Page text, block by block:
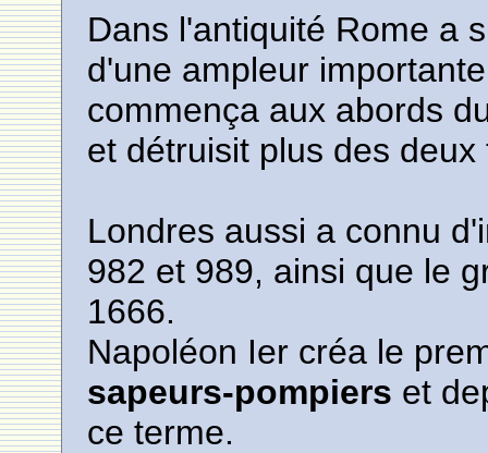
Dans l'antiquité Rome a
d'une ampleur
commença aux abords
et détruisit plus des
Londres aussi a connu
982 et 989, ainsi que le
1666.
Napoléon Ier créa le
sapeurs-pompiers et
ce terme.